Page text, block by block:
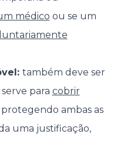
médico ou se um
também deve ser
para cobrir
protegendo ambas as
uma justificação,